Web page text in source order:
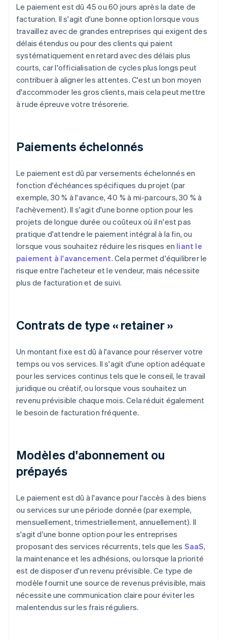
Le paiement est dû 45 ou 60 jours après la date de
facturation. Il s'agit d'une bonne option lorsque vous
travaillez avec de grandes entreprises qui exigent des
délais étendus ou pour des clients qui paient
systématiquement en retard avec des délais plus
courts, car l'officialisation de cycles plus longs peut
contribuer à aligner les attentes. C'est un bon moyen
d'accommoder les gros clients, mais cela peut mettre
à rude épreuve votre trésorerie.
Paiements échelonnés
Le paiement est dû par versements échelonnés en
fonction d'échéances spécifiques du projet (par
exemple, 30 % à l'avance, 40 % à mi-parcours, 30 % à
l'achèvement). Il s'agit d'une bonne option pour les
projets de longue durée ou coûteux où il n'est pas
pratique d'attendre le paiement intégral à la fin, ou
lorsque vous souhaitez réduire les risques en liant le
paiement à l'avancement. Cela permet d'équilibrer le
risque entre l'acheteur et le vendeur, mais nécessite
plus de facturation et de suivi.
Contrats de type « retainer »
Un montant fixe est dû à l'avance pour réserver votre
temps ou vos services. Il s'agit d'une option adéquate
pour les services continus tels que le conseil, le travail
juridique ou créatif, ou lorsque vous souhaitez un
revenu prévisible chaque mois. Cela réduit également
le besoin de facturation fréquente.
Modèles d'abonnement ou
prépayés
Le paiement est dû à l'avance pour l'accès à des biens
ou services sur une période donnée (par exemple,
mensuellement, trimestriellement, annuellement). Il
s'agit d'une bonne option pour les entreprises
proposant des services récurrents, tels que les SaaS,
la maintenance et les adhésions, ou lorsque la priorité
est de disposer d'un revenu prévisible. Ce type de
modèle fournit une source de revenus prévisible, mais
nécessite une communication claire pour éviter les
malentendus sur les frais réguliers.